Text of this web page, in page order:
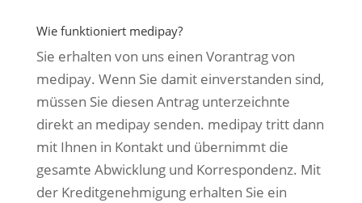
Wie funktioniert medipay?
Sie erhalten von uns einen Vorantrag von
medipay. Wenn Sie damit einverstanden sind,
müssen Sie diesen Antrag unterzeichnte
direkt an medipay senden. medipay tritt dann
mit Ihnen in Kontakt und übernimmt die
gesamte Abwicklung und Korrespondenz. Mit
der Kreditgenehmigung erhalten Sie ein